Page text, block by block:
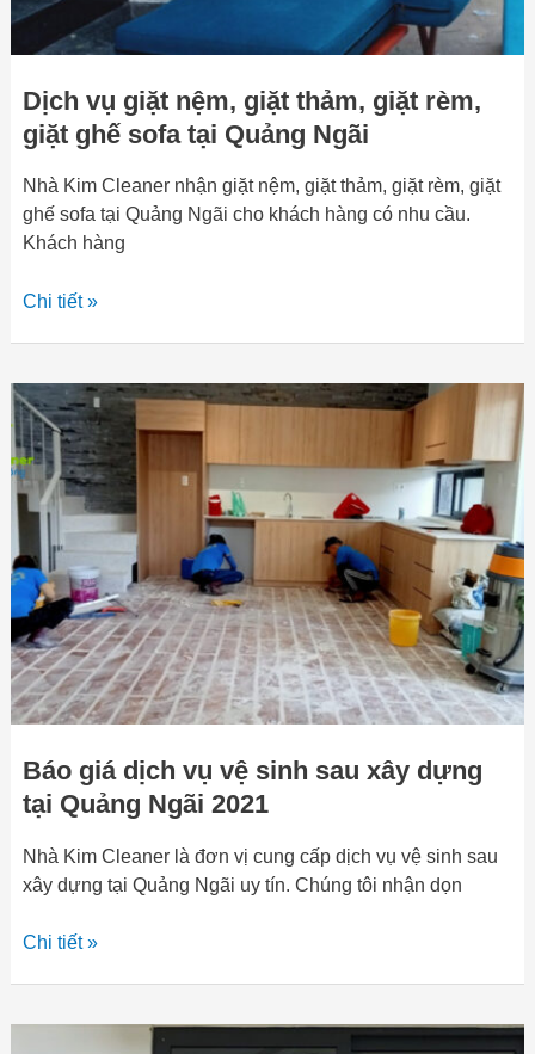
Dịch vụ giặt nệm, giặt thảm, giặt rèm,
giặt ghế sofa tại Quảng Ngãi
Nhà Kim Cleaner nhận giặt nệm, giặt thảm, giặt rèm, giặt
ghế sofa tại Quảng Ngãi cho khách hàng có nhu cầu.
Khách hàng
sofa
Ngãi
Chi tiết »
Báo giá dịch vụ vệ sinh sau xây dựng
tại Quảng Ngãi 2021
Nhà Kim Cleaner là đơn vị cung cấp dịch vụ vệ sinh sau
xây dựng tại Quảng Ngãi uy tín. Chúng tôi nhận dọn
Báo
giá
dịch
vụ
vệ
sinh
sau
xây
dựng
tại
Quảng
Ngãi
Chi tiết »